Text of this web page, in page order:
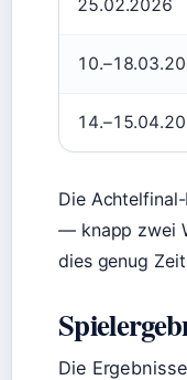
25.02.2026
Die
— knapp zwei
dies genug
Die